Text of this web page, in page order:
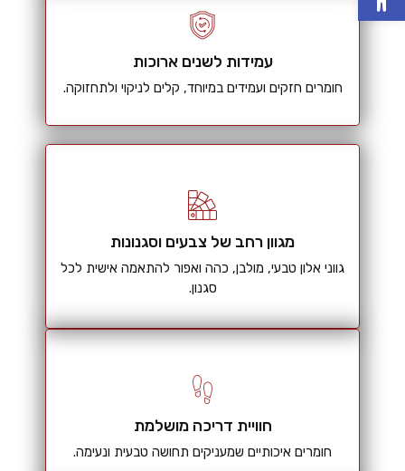
עמידות לשנים ארוכות
חומרים חזקים ועמידים במיוחד, קלים לניקוי ולתחזוקה.
מגוון רחב של צבעים וסגנונות
גווני אלון טבעי, מולבן, כהה ואפור להתאמה אישית לכל
סגנון.
חוויית דריכה מושלמת
חומרים איכותיים שמעניקים תחושה טבעית ונעימה.